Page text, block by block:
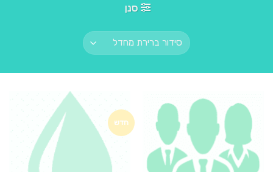
סנן
חדש